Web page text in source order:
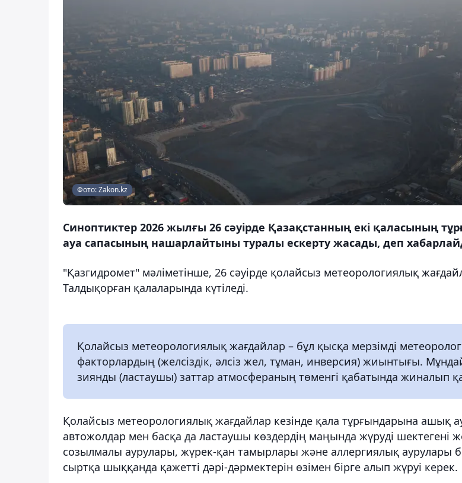
Фото: Zakon.kz
Синоптиктер 2026 жылғы 26 сәуірде Қазақстанның екі қаласының
ауа сапасының нашарлайтыны туралы ескерту жасады, деп
"Қазгидромет" мәліметінше, 26 сәуірде қолайсыз метеорологиялық
Талдықорған қалаларында күтіледі.
Қолайсыз метеорологиялық жағдайлар – бұл қысқа мерзімді
факторлардың (желсіздік, әлсіз жел, тұман, инверсия) жиынтығы.
зиянды (ластаушы) заттар атмосфераның төменгі қабатында жиналып
Қолайсыз метеорологиялық жағдайлар кезінде қала тұрғындарына ашық
автожолдар мен басқа да ластаушы көздердің маңында жүруді шектегені
созылмалы аурулары, жүрек-қан тамырлары және аллергиялық аурулары
сыртқа шыққанда қажетті дәрі-дәрмектерін өзімен бірге алып жүруі керек.